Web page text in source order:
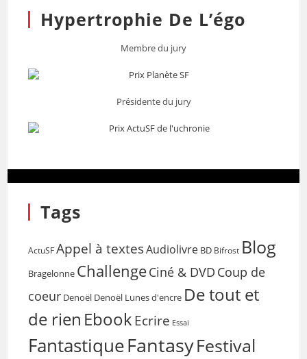
Hypertrophie De L’égo
Membre du jury
Présidente du jury
Tags
ActuSF Appel à textesAudiolivre BD Bifrost Blog
Bragelonne ChallengeCiné & DVD Coup de
coeur Denoël Denoël Lunes d'encre De tout et
de rien EbookEcrire Essai
FantastiqueFantasyFestival